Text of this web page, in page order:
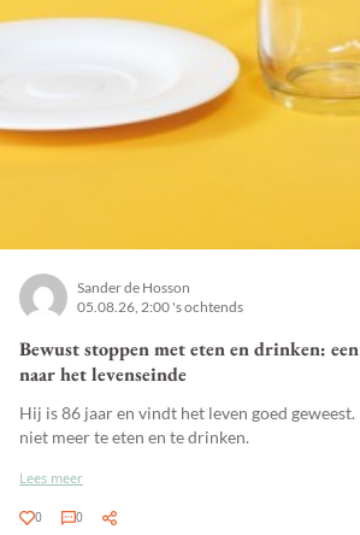
Sander de Hosson
05.08.26, 2:00 's ochtends
Bewust stoppen met eten en drinken:
naar het levenseinde
Hij is 86 jaar en vindt het leven goed
niet meer te eten en te drinken.
Lees meer
0 0